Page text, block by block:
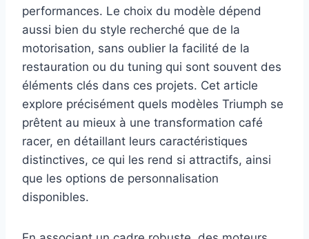
performances. Le choix du modèle dépend
aussi bien du style recherché que de la
motorisation, sans oublier la facilité de la
restauration ou du tuning qui sont souvent des
éléments clés dans ces projets. Cet article
explore précisément quels modèles Triumph se
prêtent au mieux à une transformation café
racer, en détaillant leurs caractéristiques
distinctives, ce qui les rend si attractifs, ainsi
que les options de personnalisation
disponibles.